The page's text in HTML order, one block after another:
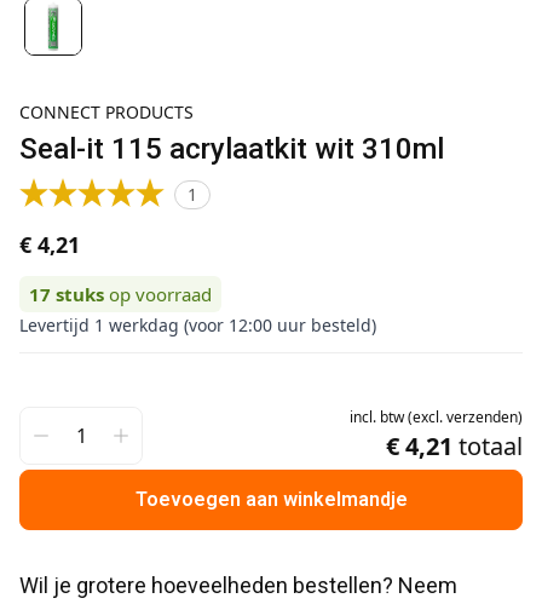
CONNECT PRODUCTS
Seal-it 115 acrylaatkit wit 310ml
1
€ 4,21
17 stuks op voorraad
Levertijd 1 werkdag (voor 12:00 uur besteld)
incl. btw(excl.verzenden)
€ 4,21 totaal
Toevoegen aan winkelmandje